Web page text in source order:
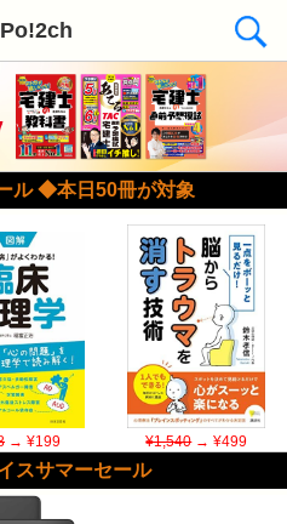
ル ◆本日50冊が対象
→ ¥199 ¥1,540→ ¥499
スサマーセール